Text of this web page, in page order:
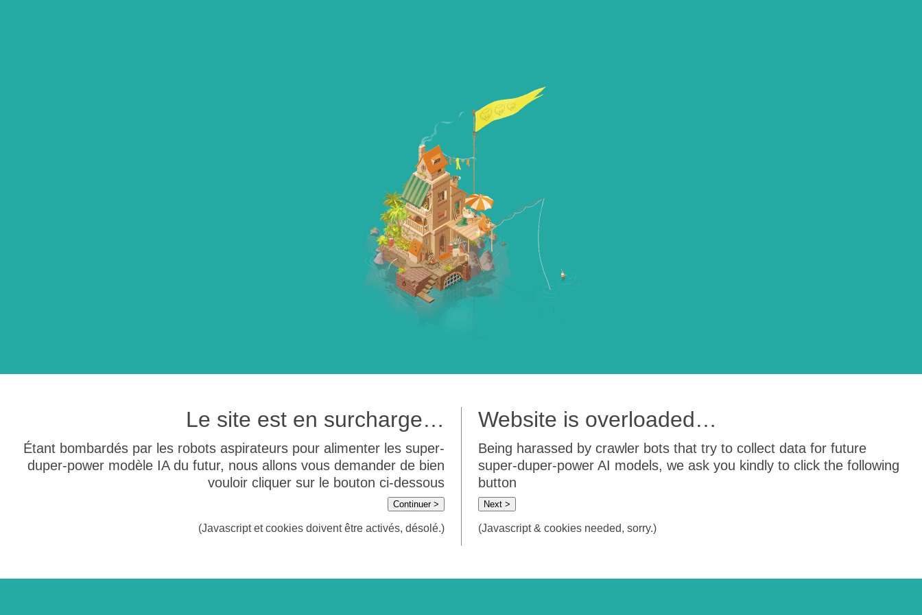
Le site est en surcharge…
Étant bombardés par les robots aspirateurs pour alimenter les super-
duper-power modèle IA du futur, nous allons vous demander de bien
vouloir cliquer sur le bouton ci-dessous
Continuer >
(Javascript et cookies doivent être activés, désolé.)
Website is overloaded…
Being harassed by crawler bots that try to collect data for future
super-duper-power AI models, we ask you kindly to click the following
button
Next >
(Javascript & cookies needed, sorry.)